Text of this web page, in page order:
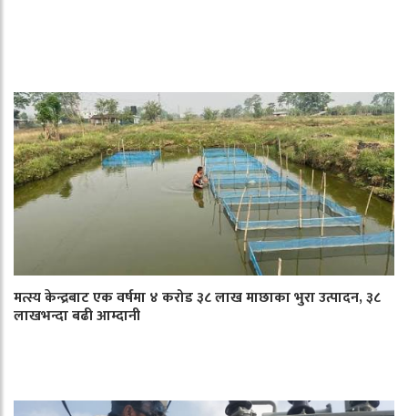
मत्स्य केन्द्रबाट एक वर्षमा ४ करोड ३८ लाख माछाका भुरा उत्पादन, ३८
लाखभन्दा बढी आम्दानी